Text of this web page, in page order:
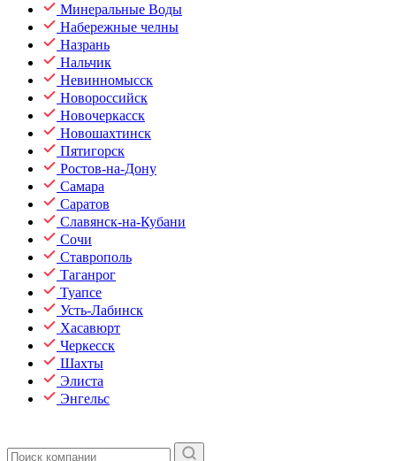
Минеральные Воды
Набережные челны
Назрань
Нальчик
Невинномысск
Новороссийск
Новочеркасск
Новошахтинск
Пятигорск
Ростов-на-Дону
Самара
Саратов
Славянск-на-Кубани
Сочи
Ставрополь
Таганрог
Туапсе
Усть-Лабинск
Хасавюрт
Черкесск
Шахты
Элиста
Энгельс